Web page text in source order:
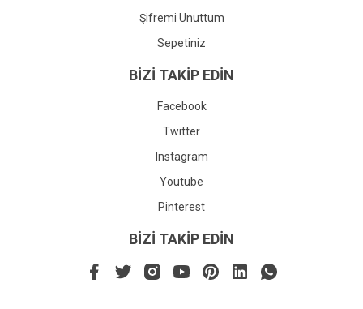
Şifremi Unuttum
Sepetiniz
BİZİ TAKİP EDİN
Facebook
Twitter
Instagram
Youtube
Pinterest
BİZİ TAKİP EDİN